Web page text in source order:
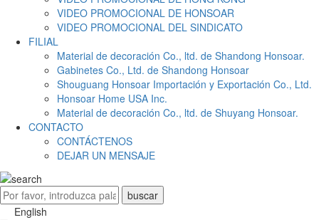
VIDEO PROMOCIONAL DE HONSOAR
VIDEO PROMOCIONAL DEL SINDICATO
FILIAL
Material de decoración Co., ltd. de Shandong Honsoar.
Gabinetes Co., Ltd. de Shandong Honsoar
Shouguang Honsoar Importación y Exportación Co., Ltd.
Honsoar Home USA Inc.
Material de decoración Co., ltd. de Shuyang Honsoar.
CONTACTO
CONTÁCTENOS
DEJAR UN MENSAJE
English